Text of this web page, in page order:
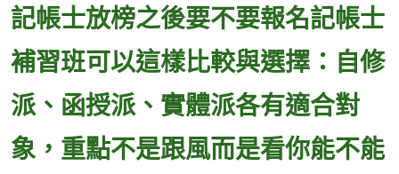
記帳士放榜之後要不要報名記帳士
補習班可以這樣比較與選擇：自修
派、函授派、實體派各有適合對
象，重點不是跟風而是看你能不能